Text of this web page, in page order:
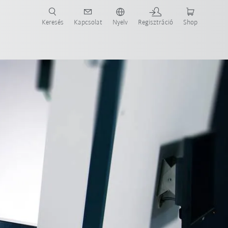
Keresés Kapcsolat Nyelv Regisztráció Shop